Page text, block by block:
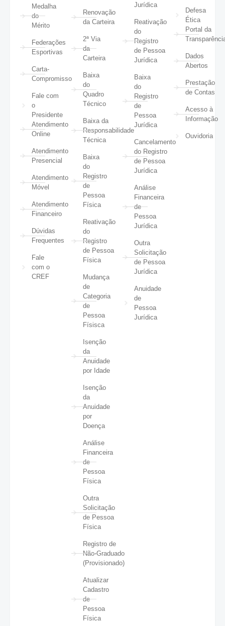
Medalha
do
Mérito
Federações
Esportivas
Carta-
Compromisso
Fale com
o
Presidente
Atendimento
Online
Atendimento
Presencial
Atendimento
Móvel
Atendimento
Financeiro
Dúvidas
Frequentes
Fale
com o
CREF
Renovação
da Carteira
2ª Via
da
Carteira
Baixa
do
Quadro
Técnico
Baixa da
Responsabilidade
Técnica
Baixa
do
Registro
de
Pessoa
Física
Reativação
do
Registro
de Pessoa
Física
Mudança
de
Categoria
de
Pessoa
Físisca
Isenção
da
Anuidade
por Idade
Isenção
da
Anuidade
por
Doença
Análise
Financeira
de
Pessoa
Física
Outra
Solicitação
de Pessoa
Física
Registro de
Não-Graduado
(Provisionado)
Atualizar
Cadastro
de
Pessoa
Física
Jurídica
Reativação
do
Registro
de Pessoa
Jurídica
Baixa
do
Registro
de
Pessoa
Jurídica
Cancelamento
do Registro
de Pessoa
Jurídica
Análise
Financeira
de
Pessoa
Jurídica
Outra
Solicitação
de Pessoa
Jurídica
Anuidade
de
Pessoa
Jurídica
Defesa
Ética
Portal da
Dados
Abertos
Prestação
de Contas
Acesso à
Informação
Ouvidoria